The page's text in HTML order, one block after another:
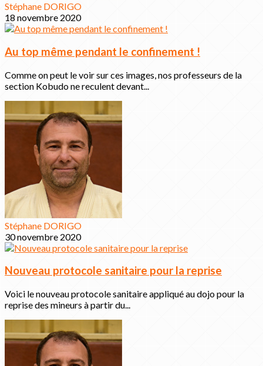
Stéphane DORIGO
18 novembre 2020
Au top même pendant le confinement !
Comme on peut le voir sur ces images, nos professeurs de la
section Kobudo ne reculent devant...
Stéphane DORIGO
30 novembre 2020
Nouveau protocole sanitaire pour la reprise
Voici le nouveau protocole sanitaire appliqué au dojo pour la
reprise des mineurs à partir du...